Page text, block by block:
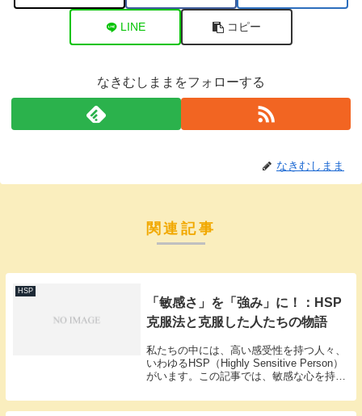
LINE コピー
なきむしままをフォローする
なきむしまま
関連記事
HSP
「敏感さ」を「強み」に！：HSP
克服法と克服した人たちの物語
私たちの中には、高い感受性を持つ人々、
いわゆるHSP（Highly Sensitive Person）
がいます。この記事では、敏感な心を持つ
え、克服の道を見つけるかを探求します。